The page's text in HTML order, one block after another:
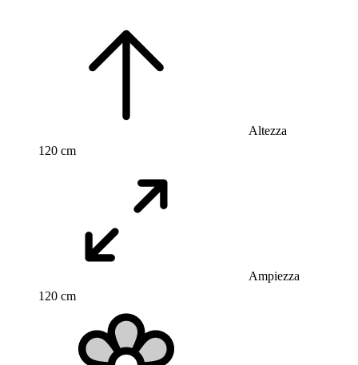
Altezza
120 cm
Ampiezza
120 cm